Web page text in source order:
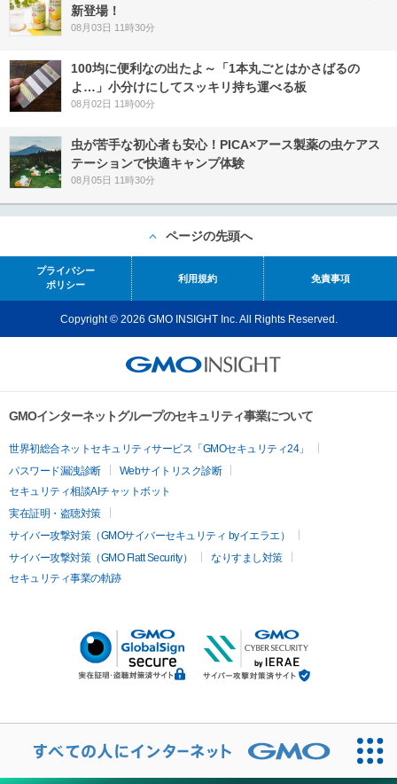
新登場！
08月03日 11時30分
100均に便利なの出たよ～「1本丸ごとはかさばるの
よ…」小分けにしてスッキリ持ち運べる板
08月02日 11時00分
虫が苦手な初心者も安心！PICA×アース製薬の虫ケアス
テーションで快適キャンプ体験
08月05日 11時30分
ページの先頭へ
プライバシー
ポリシー
利用規約 免責事項
Copyright © 2026 GMO INSIGHT Inc. All Rights Reserved.
GMOインターネットグループのセキュリティ事業について
世界初総合ネットセキュリティサービス「GMOセキュリティ24」
パスワード漏洩診断
Webサイトリスク診断
セキュリティ相談AIチャットボット
実在証明・盗聴対策
サイバー攻撃対策（GMOサイバーセキュリティ byイエラエ）
サイバー攻撃対策（GMO Flatt Security）
なりすまし対策
セキュリティ事業の軌跡